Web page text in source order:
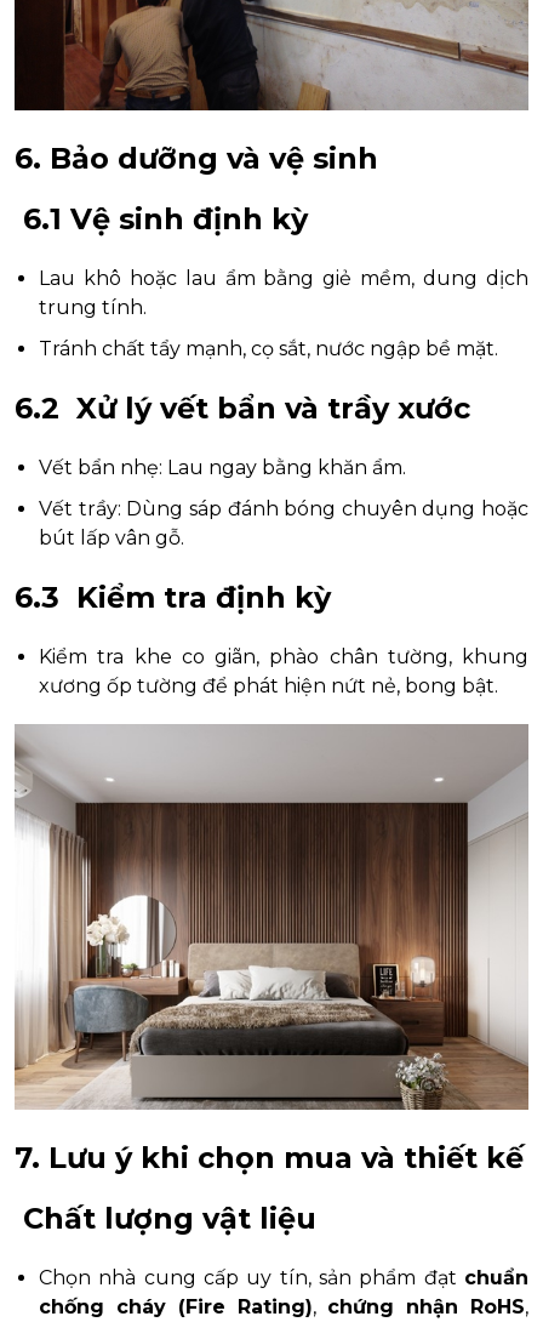
6. Bảo dưỡng và vệ sinh
6.1 Vệ sinh định kỳ
Lau khô hoặc lau ẩm bằng giẻ mềm, dung dịch
trung tính.
Tránh chất tẩy mạnh, cọ sắt, nước ngập bề mặt.
6.2 Xử lý vết bẩn và trầy xước
Vết bẩn nhẹ: Lau ngay bằng khăn ẩm.
Vết trầy: Dùng sáp đánh bóng chuyên dụng hoặc
bút lấp vân gỗ.
6.3 Kiểm tra định kỳ
Kiểm tra khe co giãn, phào chân tường, khung
xương ốp tường để phát hiện nứt nẻ, bong bật.
7. Lưu ý khi chọn mua và thiết kế
Chất lượng vật liệu
Chọn nhà cung cấp uy tín, sản phẩm đạt chuẩn
chống cháy (Fire Rating), chứng nhận RoHS,